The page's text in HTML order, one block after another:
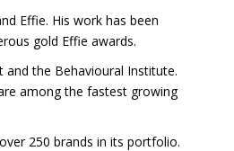
Effie. His work has been
gold Effie awards.
and the Behavioural Institute.
among the fastest growing
250 brands in its portfolio.